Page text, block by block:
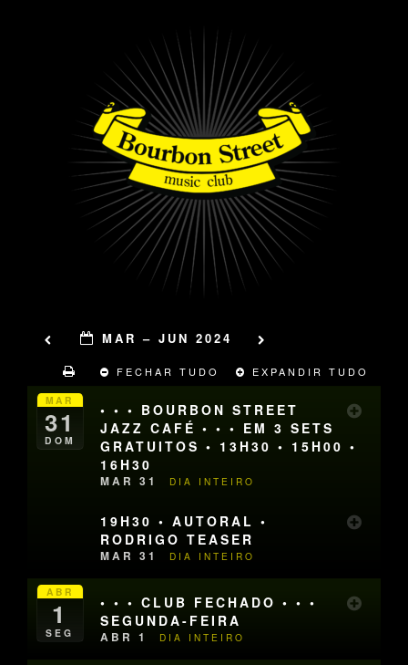
MAR – JUN 2024
FECHAR TUDO EXPANDIR TUDO
MAR
31
DOM
• • • BOURBON STREET
JAZZ CAFÉ • • • EM 3 SETS
GRATUITOS • 13H30 • 15H00 •
16H30
MAR 31 DIA INTEIRO
19H30 • AUTORAL •
RODRIGO TEASER
MAR 31 DIA INTEIRO
ABR
1
SEG
• • • CLUB FECHADO • • •
SEGUNDA-FEIRA
ABR 1 DIA INTEIRO